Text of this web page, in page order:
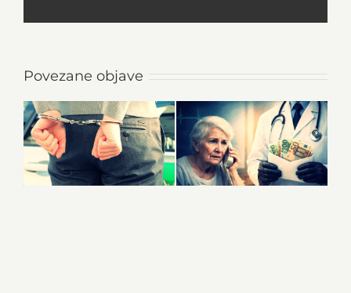
Povezane objave